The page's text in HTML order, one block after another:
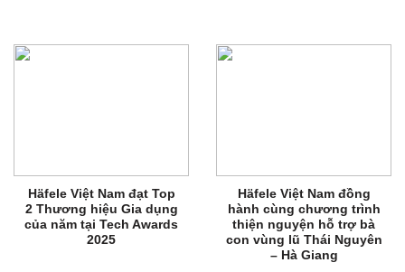
Häfele Việt Nam đạt Top
2 Thương hiệu Gia dụng
của năm tại Tech Awards
2025
Häfele Việt Nam đồng
hành cùng chương trình
thiện nguyện hỗ trợ bà
con vùng lũ Thái Nguyên
– Hà Giang